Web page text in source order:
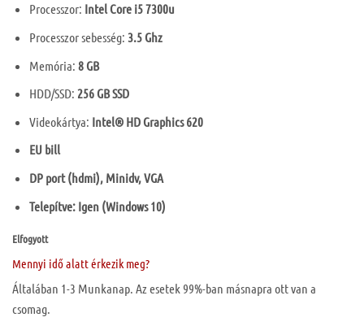
Processzor: Intel Core i5 7300u
Processzor sebesség: 3.5 Ghz
Memória: 8 GB
HDD/SSD: 256 GB SSD
Videokártya: Intel® HD Graphics 620
EU bill
DP port (hdmi), Minidv, VGA
Telepítve: Igen (Windows 10)
Elfogyott
Mennyi idő alatt érkezik meg?
Általában 1-3 Munkanap. Az esetek 99%-ban másnapra ott van a
csomag.